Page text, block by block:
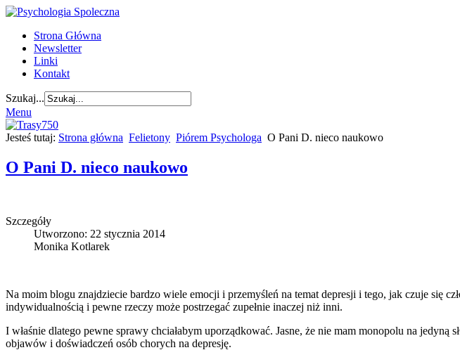
Strona Główna
Newsletter
Linki
Kontakt
Szukaj...
Menu
Jesteś tutaj: Strona główna Felietony Piórem Psychologa O Pani D. nieco naukowo
O Pani D. nieco naukowo
Szczegóły
Utworzono: 22 stycznia 2014
Monika Kotlarek
Na moim blogu znajdziecie bardzo wiele emocji i przemyśleń na temat depresji i tego, jak czuje się
indywidualnością i pewne rzeczy może postrzegać zupełnie inaczej niż inni.
I właśnie dlatego pewne sprawy chciałabym uporządkować. Jasne, że nie mam monopolu na
objawów i doświadczeń osób chorych na depresję.